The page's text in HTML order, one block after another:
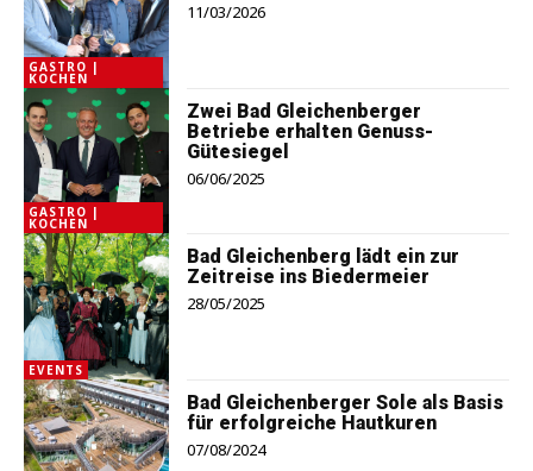
GASTRO |
KOCHEN
11/03/2026
GASTRO |
KOCHEN
Zwei Bad Gleichenberger
Betriebe erhalten Genuss-
Gütesiegel
06/06/2025
EVENTS
Bad Gleichenberg lädt ein zur
Zeitreise ins Biedermeier
28/05/2025
Bad Gleichenberger Sole als Basis
für erfolgreiche Hautkuren
07/08/2024